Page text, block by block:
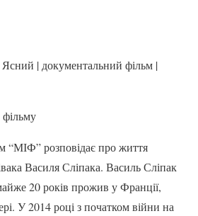
Ясний | документальний фільм |
фільму
“МІФ” розповідає про життя
Василя Сліпака. Василь Сліпак
20 років прожив у Франції,
У 2014 році з початком війни на